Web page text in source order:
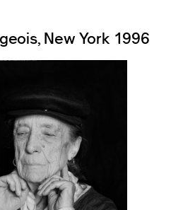
New York 1996